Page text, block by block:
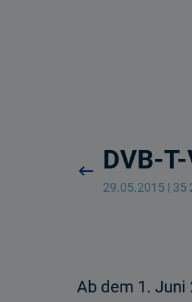
DVB-
29.05.2015 | 35
Ab dem 1. Juni